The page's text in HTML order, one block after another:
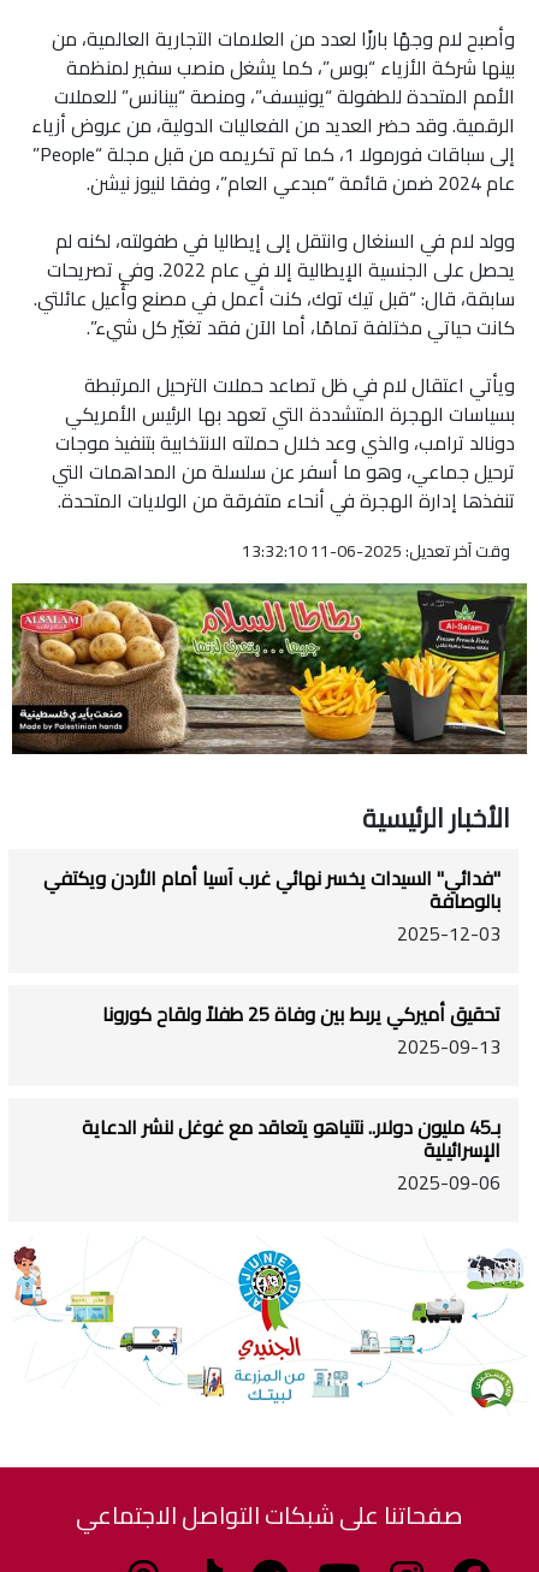
وأصبح لام وجهًا بارزًا لعدد من العلامات التجارية العالمية، من
بينها شركة الأزياء “بوس”، كما يشغل منصب سفير لمنظمة
الأمم المتحدة للطفولة “يونيسف”، ومنصة “بينانس” للعملات
الرقمية. وقد حضر العديد من الفعاليات الدولية، من عروض أزياء
إلى سباقات فورمولا 1، كما تم تكريمه من قبل مجلة “People”
عام 2024 ضمن قائمة “مبدعي العام”، وفقا لنيوز نيشن.
وولد لام في السنغال وانتقل إلى إيطاليا في طفولته، لكنه لم
يحصل على الجنسية الإيطالية إلا في عام 2022. وفي تصريحات
سابقة، قال: “قبل تيك توك، كنت أعمل في مصنع وأُعيل عائلتي.
كانت حياتي مختلفة تمامًا، أما الآن فقد تغيّر كل شيء”.
ويأتي اعتقال لام في ظل تصاعد حملات الترحيل المرتبطة
بسياسات الهجرة المتشددة التي تعهد بها الرئيس الأمريكي
دونالد ترامب، والذي وعد خلال حملته الانتخابية بتنفيذ موجات
ترحيل جماعي، وهو ما أسفر عن سلسلة من المداهمات التي
تنفذها إدارة الهجرة في أنحاء متفرقة من الولايات المتحدة.
وقت آخر تعديل: 2025-06-11 13:32:10
الأخبار الرئيسية
"فدائي" السيدات يخسر نهائي غرب آسيا أمام الأردن ويكتفي
بالوصافة
2025-12-03
تحقيق أميركي يربط بين وفاة 25 طفلاً ولقاح كورونا
2025-09-13
بـ45 مليون دولار.. نتنياهو يتعاقد مع غوغل لنشر الدعاية
الإسرائيلية
2025-09-06
صفحاتنا على شبكات التواصل الاجتماعي